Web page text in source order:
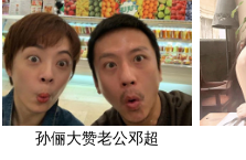
孙俪大赞老公邓超